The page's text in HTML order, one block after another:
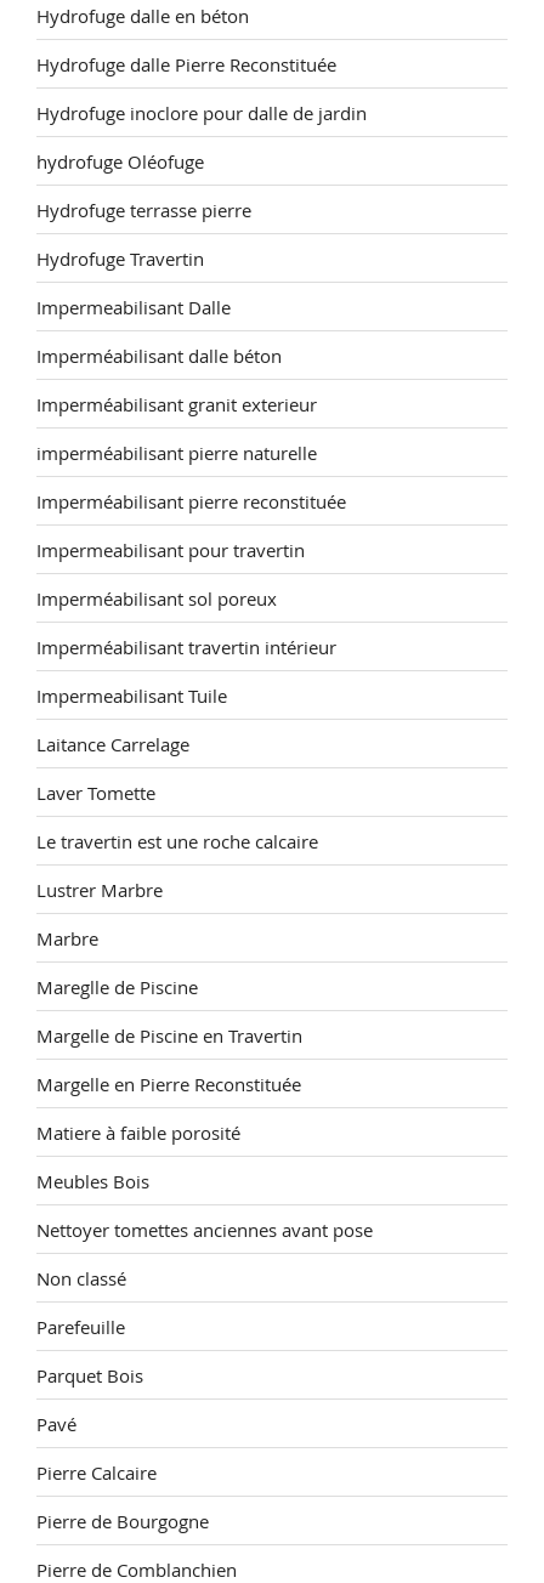
Hydrofuge dalle en béton
Hydrofuge dalle Pierre Reconstituée
Hydrofuge inoclore pour dalle de jardin
hydrofuge Oléofuge
Hydrofuge terrasse pierre
Hydrofuge Travertin
Impermeabilisant Dalle
Imperméabilisant dalle béton
Imperméabilisant granit exterieur
imperméabilisant pierre naturelle
Imperméabilisant pierre reconstituée
Impermeabilisant pour travertin
Imperméabilisant sol poreux
Imperméabilisant travertin intérieur
Impermeabilisant Tuile
Laitance Carrelage
Laver Tomette
Le travertin est une roche calcaire
Lustrer Marbre
Marbre
Mareglle de Piscine
Margelle de Piscine en Travertin
Margelle en Pierre Reconstituée
Matiere à faible porosité
Meubles Bois
Nettoyer tomettes anciennes avant pose
Non classé
Parefeuille
Parquet Bois
Pavé
Pierre Calcaire
Pierre de Bourgogne
Pierre de Comblanchien